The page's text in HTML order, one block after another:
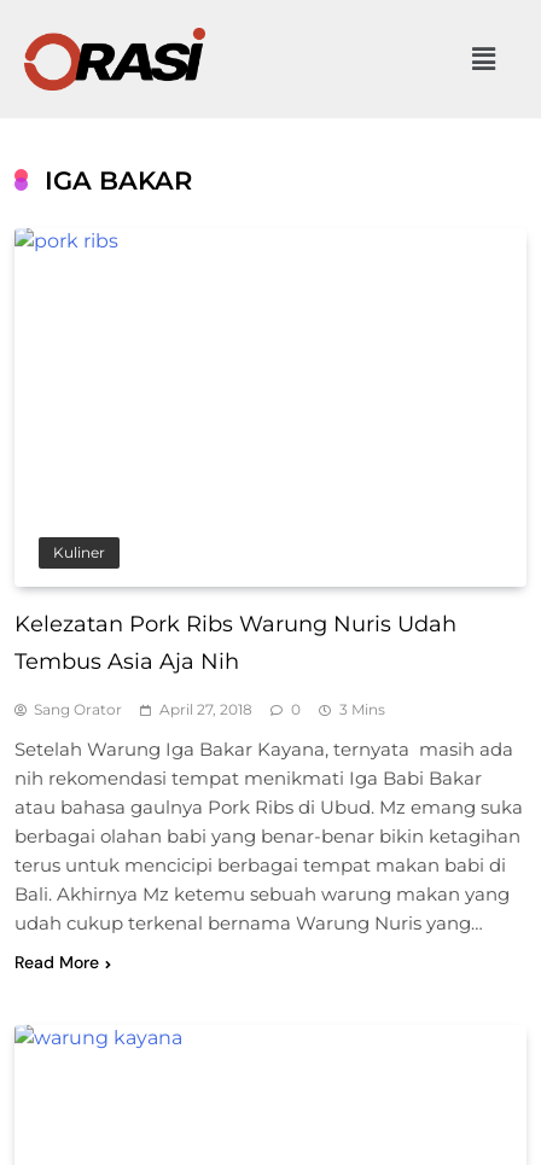
IGA BAKAR
Kuliner
Kelezatan Pork Ribs Warung Nuris Udah
Tembus Asia Aja Nih
Sang Orator April 27, 2018 0 3 Mins
Setelah Warung Iga Bakar Kayana, ternyata masih ada
nih rekomendasi tempat menikmati Iga Babi Bakar
atau bahasa gaulnya Pork Ribs di Ubud. Mz emang suka
berbagai olahan babi yang benar-benar bikin ketagihan
terus untuk mencicipi berbagai tempat makan babi di
Bali. Akhirnya Mz ketemu sebuah warung makan yang
udah cukup terkenal bernama Warung Nuris yang…
Read More